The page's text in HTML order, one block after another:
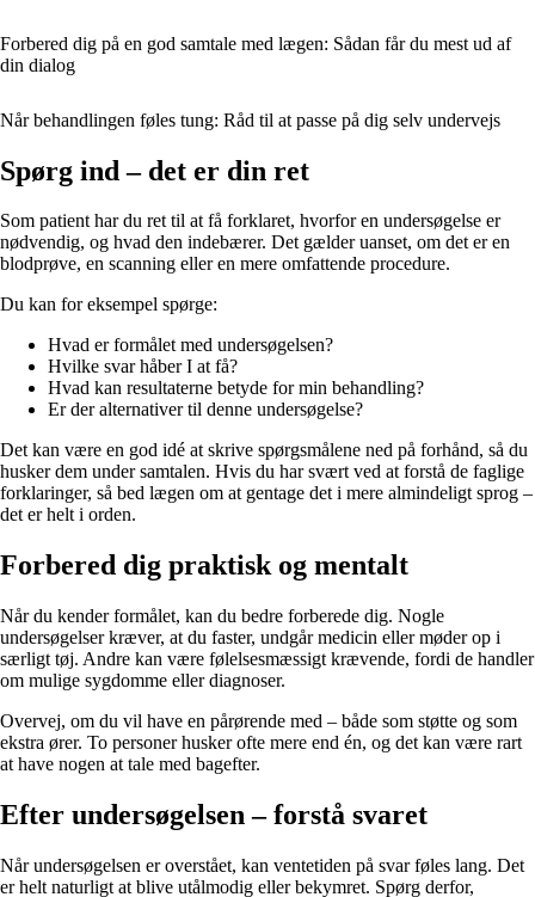
Forbered dig på en god samtale med lægen: Sådan får du mest ud af
din dialog
Når behandlingen føles tung: Råd til at passe på dig selv undervejs
Spørg ind – det er din ret
Som patient har du ret til at få forklaret, hvorfor en undersøgelse er
nødvendig, og hvad den indebærer. Det gælder uanset, om det er en
blodprøve, en scanning eller en mere omfattende procedure.
Du kan for eksempel spørge:
Hvad er formålet med undersøgelsen?
Hvilke svar håber I at få?
Hvad kan resultaterne betyde for min behandling?
Er der alternativer til denne undersøgelse?
Det kan være en god idé at skrive spørgsmålene ned på forhånd, så du
husker dem under samtalen. Hvis du har svært ved at forstå de faglige
forklaringer, så bed lægen om at gentage det i mere almindeligt sprog –
det er helt i orden.
Forbered dig praktisk og mentalt
Når du kender formålet, kan du bedre forberede dig. Nogle
undersøgelser kræver, at du faster, undgår medicin eller møder op i
særligt tøj. Andre kan være følelsesmæssigt krævende, fordi de handler
om mulige sygdomme eller diagnoser.
Overvej, om du vil have en pårørende med – både som støtte og som
ekstra ører. To personer husker ofte mere end én, og det kan være rart
at have nogen at tale med bagefter.
Efter undersøgelsen – forstå svaret
Når undersøgelsen er overstået, kan ventetiden på svar føles lang. Det
er helt naturligt at blive utålmodig eller bekymret. Spørg derfor,